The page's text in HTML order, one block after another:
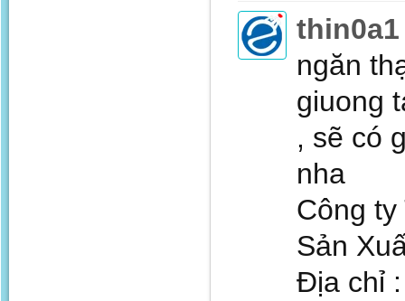
thin0a1
ngăn
giuong
, sẽ có
nha
Công
Sản
Địa chỉ